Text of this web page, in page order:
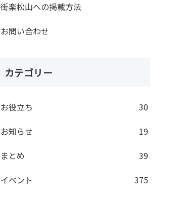
街楽松山への掲載方法
お問い合わせ
カテゴリー
お役立ち
30
お知らせ
19
まとめ
39
イベント
375